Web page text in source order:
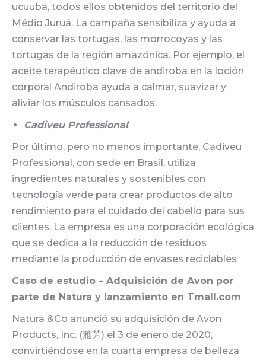
ucuuba, todos ellos obtenidos del territorio del
Médio Juruá. La campaña sensibiliza y ayuda a
conservar las tortugas, las morrocoyas y las
tortugas de la región amazónica. Por ejemplo, el
aceite terapéutico clave de andiroba en la loción
corporal Andiroba ayuda a calmar, suavizar y
aliviar los músculos cansados.
Cadiveu Professional
Por último, pero no menos importante, Cadiveu
Professional, con sede en Brasil, utiliza
ingredientes naturales y sostenibles con
tecnología verde para crear productos de alto
rendimiento para el cuidado del cabello para sus
clientes. La empresa es una corporación ecológica
que se dedica a la reducción de residuos
mediante la producción de envases reciclables
Caso de estudio – Adquisición de Avon por
parte de Natura y lanzamiento en Tmall.com
Natura &Co anunció su adquisición de Avon
Products, Inc. (雅芳) el 3 de enero de 2020,
convirtiéndose en la cuarta empresa de belleza